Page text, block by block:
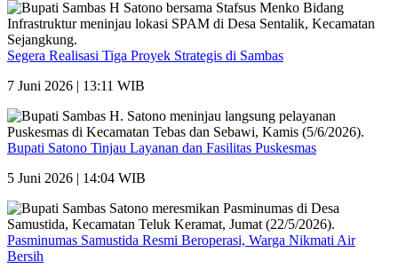
Segera Realisasi Tiga Proyek Strategis di Sambas
7 Juni 2026 | 13:11 WIB
Bupati Satono Tinjau Layanan dan Fasilitas Puskesmas
5 Juni 2026 | 14:04 WIB
Pasminumas Samustida Resmi Beroperasi, Warga Nikmati Air
Bersih